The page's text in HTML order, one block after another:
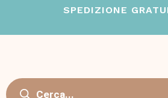
content
SPEDIZIONE
Ricerca
prodotti